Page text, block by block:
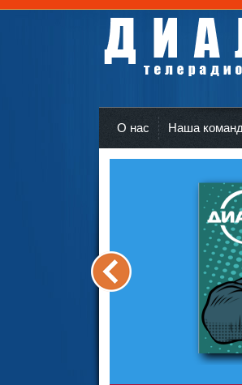
О нас Наша